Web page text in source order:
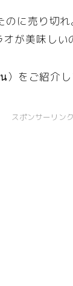
に売り切
が美味しい
をご紹介し
スポンサーリンク